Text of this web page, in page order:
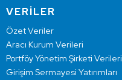
VERİLER
Özet Veriler
Aracı Kurum Verileri
Portföy Yönetim Şirketi Verileri
Girişim Sermayesi Yatırımları